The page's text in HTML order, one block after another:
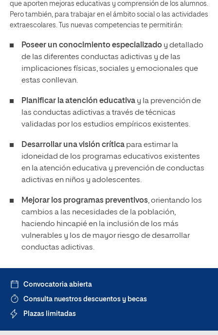
que aporten mejoras educativas y comprensión de los alumnos.
Pero también, para trabajar en el ámbito social o las actividades
extraescolares. Tus nuevas competencias te permitirán:
Poseer un conocimiento especializado y detallado
de las diferentes conductas adictivas y de las
implicaciones físicas, sociales y emocionales que
estas conllevan.
Planificar la atención educativa y la prevención de
las conductas adictivas a través de técnicas
validadas por los estudios empíricos existentes.
Desarrollar una visión crítica para estimar la
idoneidad de los programas educativos existentes
en la atención educativa y prevención de conductas
adictivas en niños y adolescentes.
Mejorar los programas preventivos, orientando los
cambios a las necesidades de la población,
haciendo hincapié en la inclusión de los más
vulnerables y los de mayor riesgo de desarrollar
conductas adictivas.
Convocatoria abierta
Consulta nuestros descuentos y becas
Plazas limitadas